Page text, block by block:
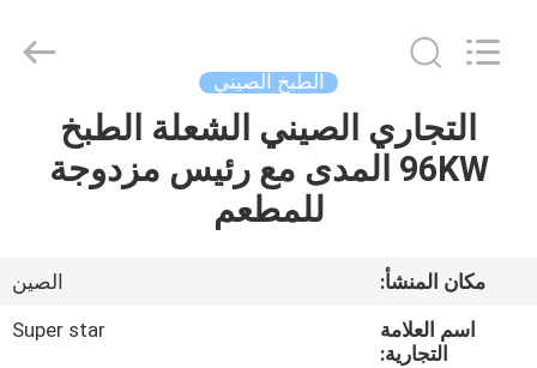
أشرطة
فيديو
equipments
limited.
الطبخ الصيني
التجاري الصيني الشعلة الطبخ
96KW المدى مع رئيس مزدوجة
للمطعم
مكان المنشأ:
الصين
اسم العلامة
التجارية:
Super star